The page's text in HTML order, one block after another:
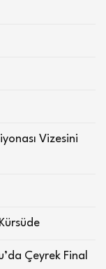
Vizesini
Çeyrek Final